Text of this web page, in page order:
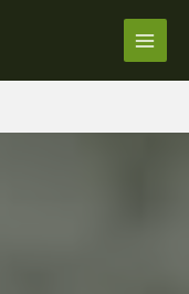
Main
en Torre